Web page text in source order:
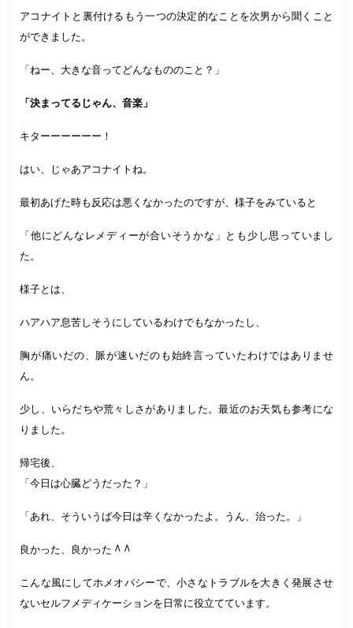
アコナイトと裏付けるもう一つの決定的なことを次男から聞くこと
ができました。
「ねー、大きな音ってどんなもののこと？」
「決まってるじゃん、音楽」
キターーーーーー！
はい、じゃあアコナイトね。
最初あげた時も反応は悪くなかったのですが、様子をみていると
「他にどんなレメディーが合いそうかな」とも少し思っていまし
た。
様子とは、
ハアハア息苦しそうにしているわけでもなかったし、
胸が痛いだの、脈が速いだのも始終言っていたわけではありませ
ん。
少し、いらだちや荒々しさがありました。最近のお天気も参考にな
りました。
帰宅後、
「今日は心臓どうだった？」
「あれ、そういうば今日は辛くなかったよ。うん、治った。」
良かった、良かった ^ ^
こんな風にしてホメオパシーで、小さなトラブルを大きく発展させ
ないセルフメディケーションを日常に役立てています。